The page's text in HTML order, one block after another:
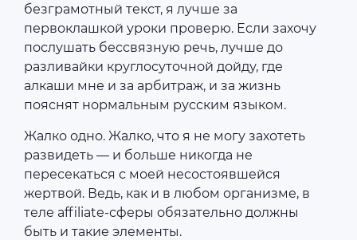
безграмотный текст, я лучше за
первоклашкой уроки проверю. Если захочу
послушать бессвязную речь, лучше до
разливайки круглосуточной дойду, где
алкаши мне и за арбитраж, и за жизнь
пояснят нормальным русским языком.
Жалко одно. Жалко, что я не могу захотеть
развидеть — и больше никогда не
пересекаться с моей несостоявшейся
жертвой. Ведь, как и в любом организме, в
теле affiliate-сферы обязательно должны
быть и такие элементы.